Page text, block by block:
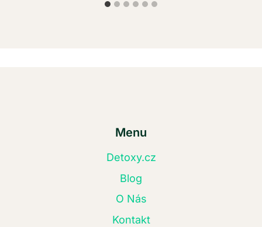
Menu
Detoxy.cz
Blog
O Nás
Kontakt